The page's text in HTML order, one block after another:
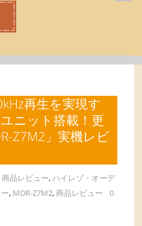
再生を実現す
ニット搭載！更
Z7M2」実機レビ
商品レビュー,ハイレゾ・オーデ
, MDR-Z7M2,商品レビュー
0